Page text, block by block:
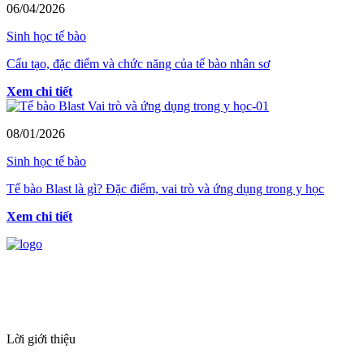
06/04/2026
Sinh học tế bào
Cấu tạo, đặc điểm và chức năng của tế bào nhân sơ
Xem chi tiết
08/01/2026
Sinh học tế bào
Tế bào Blast là gì? Đặc điểm, vai trò và ứng dụng trong y học
Xem chi tiết
Lời giới thiệu